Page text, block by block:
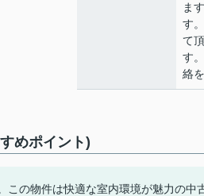
ま
す
て
す
絡
めポイント)
この物件は快適な室内環境が魅力の中